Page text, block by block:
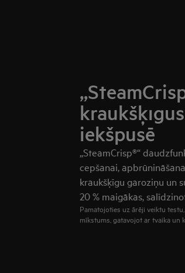
iekšpusē
„SteamCrisp®“
cepšanai,
kraukšķīgu garoziņu un
20 % maigākas,
Pamatojoties uz ārēji veiktu
mīkstums, gatavojot ar tvaika un